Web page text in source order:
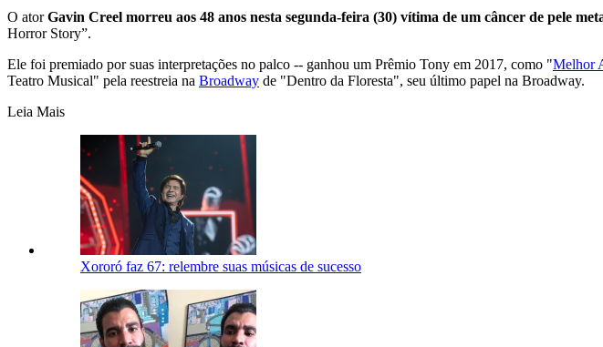
O atorGavin Creel morreu aos 48 anos nesta segunda-feira (30) vítima de um câncer de pele
Horror Story”.
Ele foi premiado por suas interpretações no palco -- ganhou um Prêmio Tony em 2017, como "Melhor
Teatro Musical" pela reestreia na Broadway de "Dentro da Floresta", seu último papel na Broadway.
Leia Mais
Xororó faz 67: relembre suas músicas de sucesso